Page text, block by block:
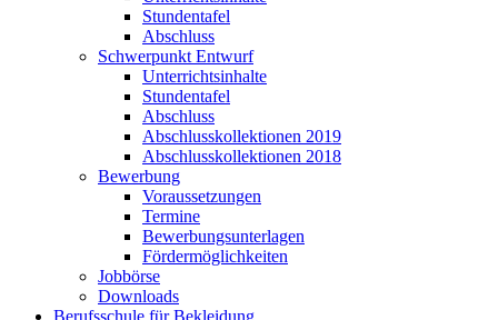
Stundentafel
Abschluss
Schwerpunkt Entwurf
Unterrichtsinhalte
Stundentafel
Abschluss
Abschlusskollektionen 2019
Abschlusskollektionen 2018
Bewerbung
Voraussetzungen
Termine
Bewerbungsunterlagen
Fördermöglichkeiten
Jobbörse
Downloads
Berufsschule für Bekleidung